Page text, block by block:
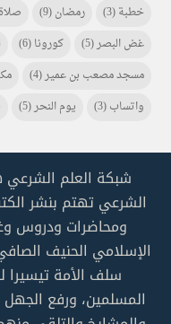
خطبة(3) رمضان(9)
غض البصر(5) كورونا(6)
مسجد مصعب بن عمير(4)
واتساب(3) يوم النحر(5)
شبكة العلم الشرعي
الشرعي تهتم بنشر
ومحاضرات ودروس
الإسلامي الحنيف
سلف الأمة تيسيرا
المسلمين، ورفع